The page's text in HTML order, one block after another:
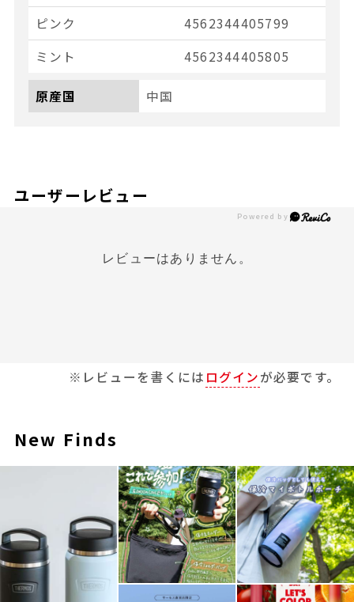
ピンク
4562344405799
ミント
4562344405805
原産国 中国
ユーザーレビュー
レビューはありません。
※レビューを書くには ログインが必要です。
New Finds